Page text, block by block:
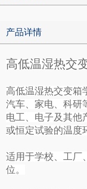
产品详情
高低温湿热交
高低温湿热交变箱
汽车、家电、科研
电工、电子及其他
或恒定试验的温度
适用于学校、工厂
位。